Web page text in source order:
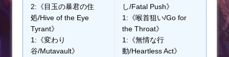
2:《目玉の暴君の住
処/Hive of the Eye
Tyrant》
1:《変わり
谷/Mutavault》
し/Fatal Push》
1:《喉首狙い/Go for
the Throat》
1:《無情な行
動/Heartless Act》